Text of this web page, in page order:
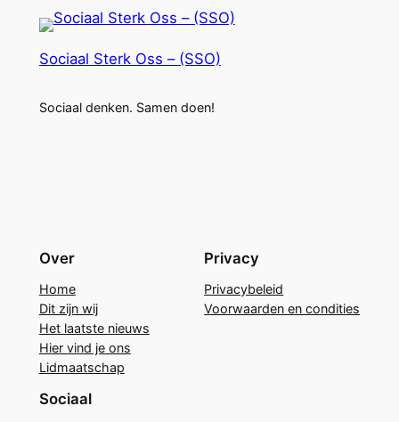
Sociaal Sterk Oss – (SSO)
Sociaal denken. Samen doen!
Over
Home
Dit zijn wij
Het laatste nieuws
Hier vind je ons
Lidmaatschap
Privacy
Privacybeleid
Voorwaarden en condities
Sociaal